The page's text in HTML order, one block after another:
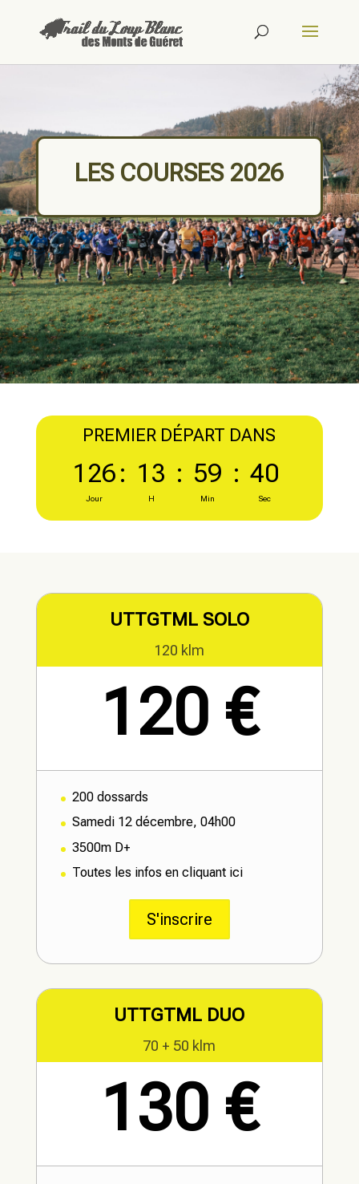
LES COURSES 2026
PREMIER DÉPART DANS
126
Jour
: 13
H
: 59
Min
: 40
Sec
UTTGTML SOLO
120 klm
120 €
200 dossards
Samedi 12 décembre, 04h00
3500m D+
Toutes les infos en cliquant ici
S'inscrire
UTTGTML DUO
70 + 50 klm
130 €